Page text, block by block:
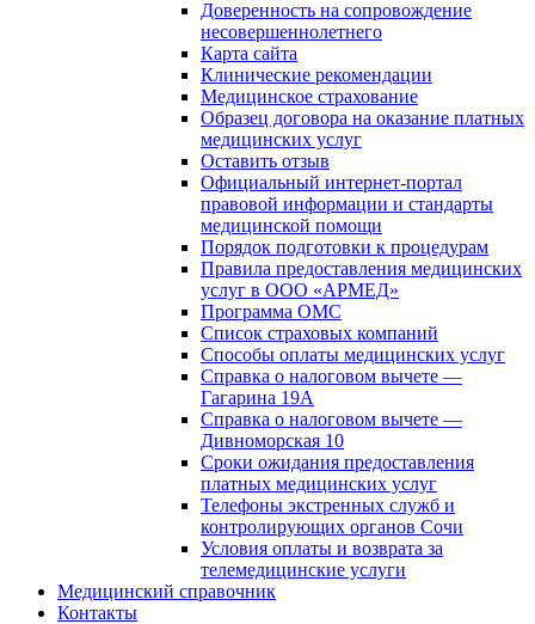
Доверенность на сопровождение
несовершеннолетнего
Карта сайта
Клинические рекомендации
Медицинское страхование
Образец договора на оказание платных
медицинских услуг
Оставить отзыв
Официальный интернет-портал
правовой информации и стандарты
медицинской помощи
Порядок подготовки к процедурам
Правила предоставления медицинских
услуг в ООО «АРМЕД»
Программа ОМС
Список страховых компаний
Способы оплаты медицинских услуг
Справка о налоговом вычете —
Гагарина 19А
Справка о налоговом вычете —
Дивноморская 10
Сроки ожидания предоставления
платных медицинских услуг
Телефоны экстренных служб и
контролирующих органов Сочи
Условия оплаты и возврата за
телемедицинские услуги
Медицинский справочник
Контакты